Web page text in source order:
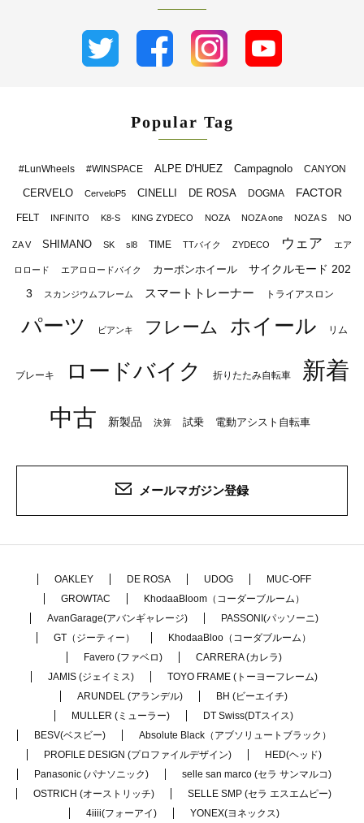
Popular Tag
#LunWheels #WINSPACE ALPE D'HUEZ Campagnolo CANYON
CERVELO CerveloP5 CINELLI DE ROSA DOGMA FACTOR
FELT INFINITO K8-S KING ZYDECO NOZA NOZA one NOZA S NO
ZA V SHIMANO SK sl8 TIME TTバイク ZYDECO ウェア エア
ロロード エアロロードバイク カーボンホイール
サイクルモード 202
3
スカンジウムフレーム スマートトレーナー トライアスロン
パーツ ビアンキ フレーム ホイール リム
ブレーキ ロードバイク 折りたたみ自転車
新着
中古
新製品 決算 試乗 電動アシスト自転車
メールマガジン登録
OAKLEY DE ROSA UDOG
MUC-OFF
GROWTAC
KhodaaBloom（コーダーブルーム）
AvanGarage(アバンギャレージ)
PASSONI(パッソーニ)
GT（ジーティー）
KhodaaBloo（コーダブルーム）
Favero (ファベロ)
CARRERA (カレラ)
JAMIS (ジェイミス)
TOYO FRAME (トーヨーフレーム)
ARUNDEL (アランデル)
BH (ビーエイチ)
MULLER (ミューラー)
DT Swiss(DTスイス)
BESV(ベスビー)
Absolute Black（アブソリュートブラック）
PROFILE DESIGN (プロファイルデザイン)
HED(ヘッド)
Panasonic (パナソニック)
selle san marco (セラ サンマルコ)
OSTRICH (オーストリッチ)
SELLE SMP (セラ エスエムピー)
4iiii(フォーアイ)
YONEX(ヨネックス)